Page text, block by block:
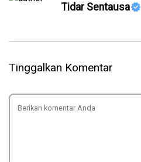
Tidar Sentausa
Tinggalkan Komentar